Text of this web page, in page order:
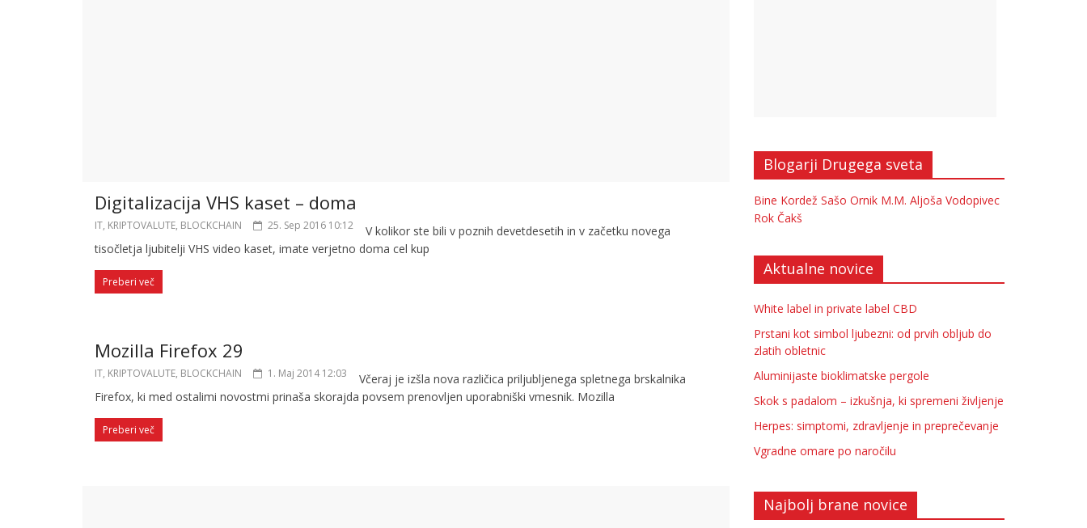
Digitalizacija VHS kaset – doma
IT, KRIPTOVALUTE, BLOCKCHAIN 25. Sep 2016 10:12
V kolikor ste bili v poznih devetdesetih in v začetku novega
tisočletja ljubitelji VHS video kaset, imate verjetno doma cel kup
Preberi več
Mozilla Firefox 29
IT, KRIPTOVALUTE, BLOCKCHAIN 1. Maj 2014 12:03
Včeraj je izšla nova različica priljubljenega spletnega brskalnika
Firefox, ki med ostalimi novostmi prinaša skorajda povsem prenovljen uporabniški vmesnik. Mozilla
Preberi več
Blogarji Drugega sveta
Bine Kordež Sašo Ornik M.M. Aljoša Vodopivec
Rok Čakš
Aktualne novice
White label in private label CBD
Prstani kot simbol ljubezni: od prvih obljub do
zlatih obletnic
Aluminijaste bioklimatske pergole
Skok s padalom – izkušnja, ki spremeni življenje
Herpes: simptomi, zdravljenje in preprečevanje
Vgradne omare po naročilu
Najbolj brane novice